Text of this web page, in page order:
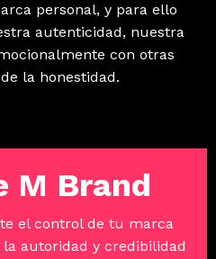
personal, y para ello
autenticidad, nuestra
con otras
la honestidad.
M Brand
el control de tu marca
autoridad y credibilidad